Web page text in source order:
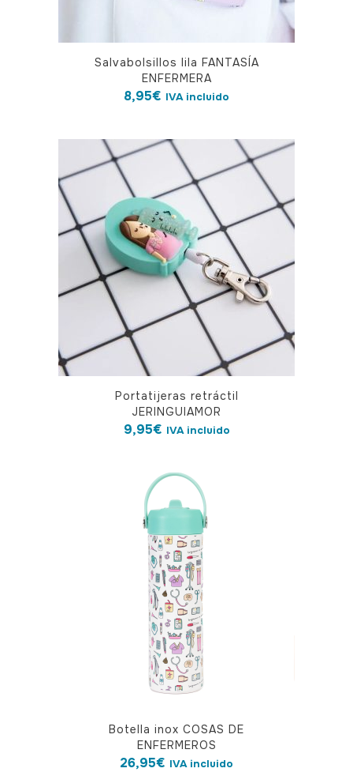
Salvabolsillos lila FANTASÍA
ENFERMERA
8,95€ IVA incluido
Portatijeras retráctil
JERINGUIAMOR
9,95€ IVA incluido
Botella inox COSAS DE
ENFERMEROS
26,95€ IVA incluido